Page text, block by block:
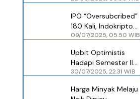
Modal
IPO “Oversubcribed”
180 Kali, Indokripto
(COIN) Optimistis
Hub Kripto Asia
Tenggara
09/07/2025, 05.50 WIB
Upbit Optimistis
Hadapi Semester II
2025, Fokus pada
Literasi Kripto
30/07/2025, 22.31 WIB
Harga Minyak Melaju